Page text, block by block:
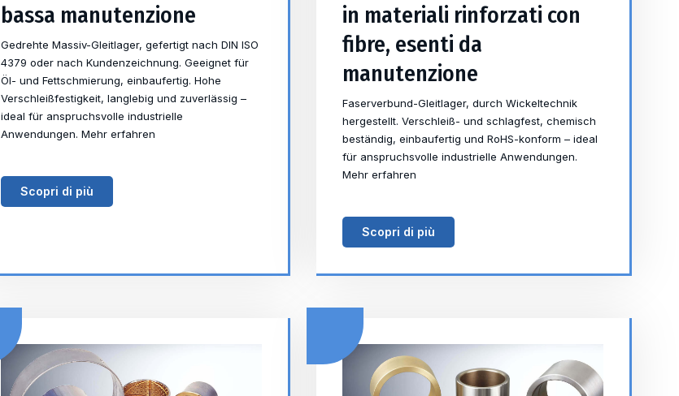
bassa manutenzione
Gedrehte Massiv-Gleitlager, gefertigt nach DIN ISO
4379 oder nach Kundenzeichnung. Geeignet für
Öl- und Fettschmierung, einbaufertig. Hohe
Verschleißfestigkeit, langlebig und zuverlässig –
ideal für anspruchsvolle industrielle
Anwendungen. Mehr erfahren
Scopri di più
in materiali rinforzati con
fibre, esenti da
manutenzione
Faserverbund-Gleitlager, durch Wickeltechnik
hergestellt. Verschleiß- und schlagfest, chemisch
beständig, einbaufertig und RoHS-konform – ideal
für anspruchsvolle industrielle Anwendungen.
Mehr erfahren
Scopri di più